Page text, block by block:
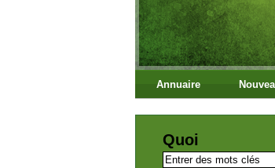
Annuaire
Quoi